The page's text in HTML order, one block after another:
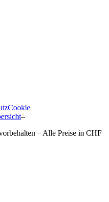
Cookie
–
– Alle Preise in CHF